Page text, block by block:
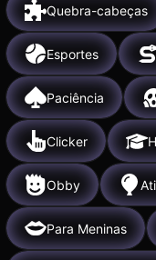
Quebra-cabeças
Esportes
Paciência
Clicker
Obby
Para Meninas